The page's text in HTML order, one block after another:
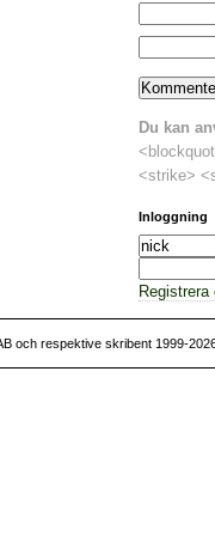
Du kan
<strike>
Inloggning
Registrera
och respektive skribent 1999-